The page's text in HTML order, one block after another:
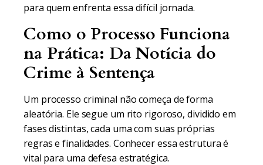
para quem enfrenta essa difícil jornada.
Como o Processo Funciona
na Prática: Da Notícia do
Crime à Sentença
Um processo criminal não começa de forma
aleatória. Ele segue um rito rigoroso, dividido em
fases distintas, cada uma com suas próprias
regras e finalidades. Conhecer essa estrutura é
vital para uma defesa estratégica.